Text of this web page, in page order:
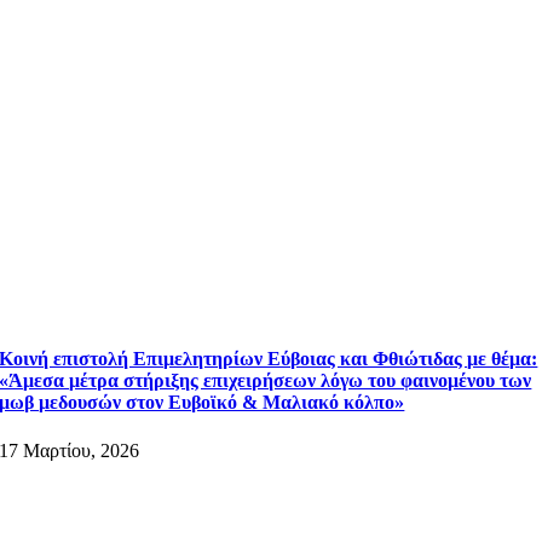
Κοινή επιστολή Επιμελητηρίων Εύβοιας και Φθιώτιδας με θέμα:
«Άμεσα μέτρα στήριξης επιχειρήσεων λόγω του φαινομένου των
μωβ μεδουσών στον Ευβοϊκό & Μαλιακό κόλπο»
17 Μαρτίου, 2026